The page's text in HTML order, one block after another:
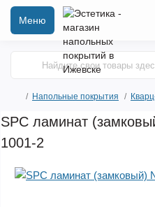
Меню
Напольные покрытия
SPC ламинат
1001-2